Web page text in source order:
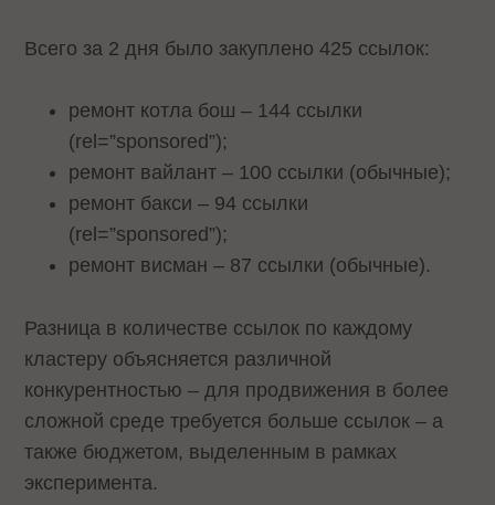
Всего за 2 дня было закуплено 425 ссылок:
ремонт котла бош – 144 ссылки
(rel=”sponsored”);
ремонт вайлант – 100 ссылки (обычные);
ремонт бакси – 94 ссылки
(rel=”sponsored”);
ремонт висман – 87 ссылки (обычные).
Разница в количестве ссылок по каждому
кластеру объясняется различной
конкурентностью – для продвижения в более
сложной среде требуется больше ссылок – а
также бюджетом, выделенным в рамках
эксперимента.